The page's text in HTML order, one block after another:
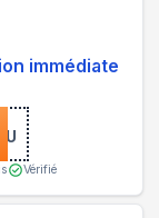
immédiate
Vérifié